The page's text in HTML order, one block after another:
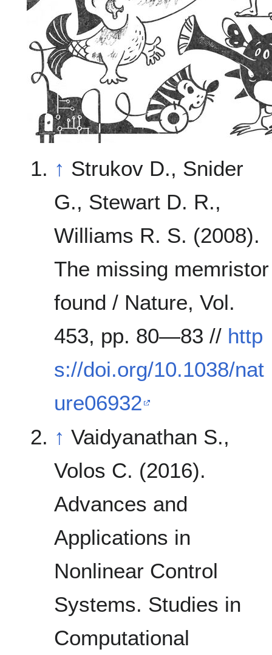
↑ Strukov D., Snider
G., Stewart D. R.,
Williams R. S. (2008).
The missing memristor
found / Nature, Vol.
453, pp. 80—83 // http
s://doi.org/10.1038/nat
ure06932
↑ Vaidyanathan S.,
Volos C. (2016).
Advances and
Applications in
Nonlinear Control
Systems. Studies in
Computational